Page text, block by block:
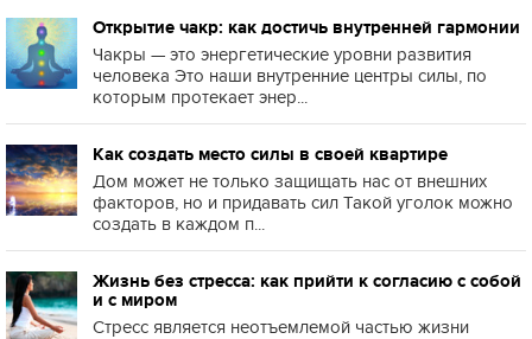
Открытие чакр: как достичь внутренней гармонии
Чакры — это энергетические уровни развития
человека Это наши внутренние центры силы, по
которым протекает энер...
Как создать место силы в своей квартире
Дом может не только защищать нас от внешних
факторов, но и придавать сил Такой уголок можно
создать в каждом п...
Жизнь без стресса: как прийти к согласию с собой
и с миром
Стресс является неотъемлемой частью жизни